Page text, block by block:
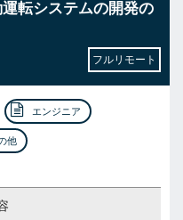
運転システムの開発の
フルリモート
エンジニア
他